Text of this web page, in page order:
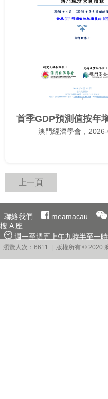
首季GDP預測值按年
澳門經濟學會，
上一頁
聯絡我們 meamacau
樓 A 座
週一至週五上午九時半至一
瀏覽人次：6611 | 版權所有 © 2020